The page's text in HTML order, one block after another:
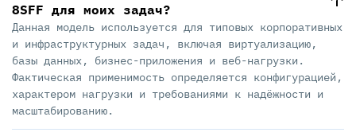
8SFF для моих задач?
Данная модель используется для типовых корпоративных
и инфраструктурных задач, включая виртуализацию,
базы данных, бизнес-приложения и веб-нагрузки.
Фактическая применимость определяется конфигурацией,
характером нагрузки и требованиями к надёжности и
масштабированию.